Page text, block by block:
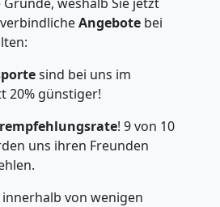
Angebote bei
sind bei uns im
20% günstiger!
! 9 von 10
uns ihren Freunden
von wenigen